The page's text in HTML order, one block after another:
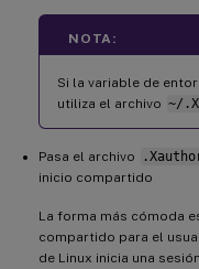
NOTA:
Si la variable de
utiliza el archivo ~/
Pasa el archivo
inicio compartido
La forma más cómoda
compartido para el
de Linux inicia una